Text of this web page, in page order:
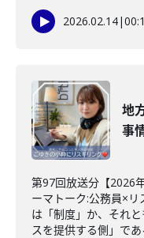
2026.02.14|
地
事
第97回放送分【2026
ーマトーク:公務員×
は「制度」か、それ
スを提供する側」であ